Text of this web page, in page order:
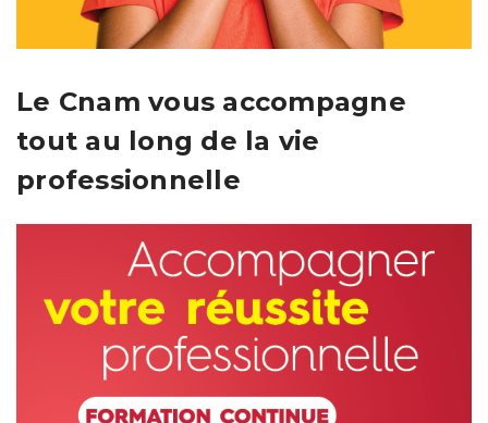
Le Cnam vous accompagne
tout au long de la vie
professionnelle